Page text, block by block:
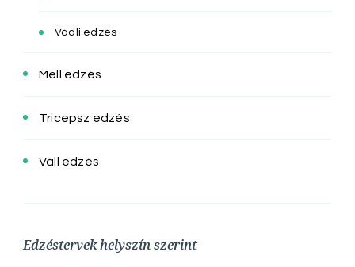
Vádli edzés
Mell edzés
Tricepsz edzés
Váll edzés
Edzéstervek helyszín szerint